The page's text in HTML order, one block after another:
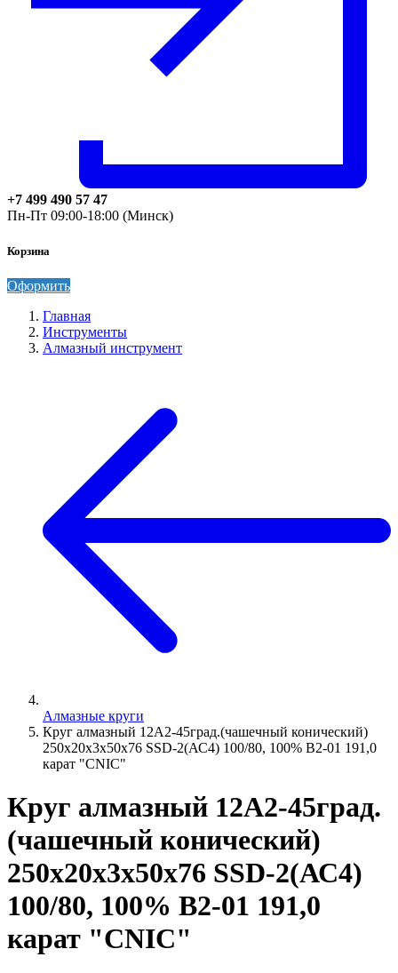
+7 499 490 57 47
Пн-Пт 09:00-18:00 (Минск)
Корзина
Оформить
Главная
Инструменты
Алмазный инструмент
Алмазные круги
Круг алмазный 12А2-45град.(чашечный конический)
250х20х3х50х76 SSD-2(АС4) 100/80, 100% В2-01 191,0
карат "CNIC"
Круг алмазный 12А2-45град.
(чашечный конический)
250х20х3х50х76 SSD-2(АС4)
100/80, 100% В2-01 191,0
карат "CNIC"